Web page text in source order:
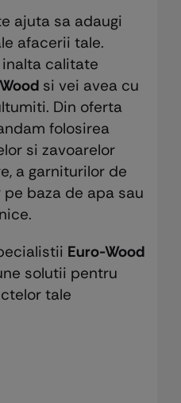
ajuta sa adaugi
afacerii tale.
calitate
si vei avea cu
Din oferta
folosirea
si zavoarelor
a garniturilor de
baza de apa sau
Euro-Wood
solutii pentru
tale